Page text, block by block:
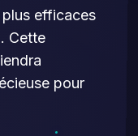
efficaces
Cette
pour